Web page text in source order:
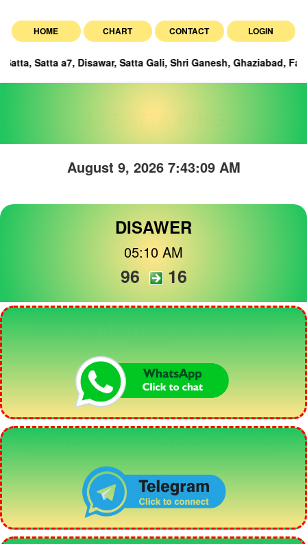
HOME CHART CONTACT LOGIN
Disawar, Satta Gali, Shri Ganesh, Ghaziabad,
August 9, 2026 7:43:10 AM
DISAWER
05:10 AM
96 16